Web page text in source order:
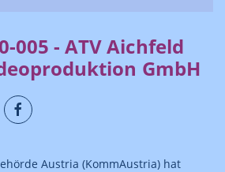
005 - ATV Aichfeld
GmbH
Austria (KommAustria) hat